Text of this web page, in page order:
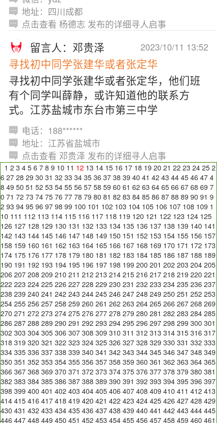
地址：四川成都
点击查看 杨德志 发布的详细寻人启事
2023/10/11 13:52
留言人：邓贵泽
寻找初中同学张建华或者张定华
寻找初中同学张建华或者张定华，他们班
有个同学叫薛静，或许知道他的联系方
式。江苏盐城市东台市第三中学
电话：188******
地址：江苏省盐城市
点击查看 邓贵泽 发布的详细寻人启事
1 2 3 4 5 6 7 8 9 10 11 12 13 14 15 16 17 18 19 20 21 22 23 24 25 2
6 27 28 29 30 31 32 33 34 35 36 37 38 39 40 41 42 43 44 45 46 47 4
8 49 50 51 52 53 54 55 56 57 58 59 60 61 62 63 64 65 66 67 68 69 7
0 71 72 73 74 75 76 77 78 79 80 81 82 83 84 85 86 87 88 89 90 91 9
2 93 94 95 96 97 98 99 100 101 102 103 104 105 106 107 108 109 1
10 111 112 113 114 115 116 117 118 119 120 121 122 123 124 125
126 127 128 129 130 131 132 133 134 135 136 137 138 139 140 141
142 143 144 145 146 147 148 149 150 151 152 153 154 155 156 157
158 159 160 161 162 163 164 165 166 167 168 169 170 171 172 173
174 175 176 177 178 179 180 181 182 183 184 185 186 187 188 189
190 191 192 193 194 195 196 197 198 199 200 201 202 203 204 205
206 207 208 209 210 211 212 213 214 215 216 217 218 219 220 221
222 223 224 225 226 227 228 229 230 231 232 233 234 235 236 237
238 239 240 241 242 243 244 245 246 247 248 249 250 251 252 253
254 255 256 257 258 259 260 261 262 263 264 265 266 267 268 269
270 271 272 273 274 275 276 277 278 279 280 281 282 283 284 285
286 287 288 289 290 291 292 293 294 295 296 297 298 299 300 301
302 303 304 305 306 307 308 309 310 311 312 313 314 315 316 317
318 319 320 321 322 323 324 325 326 327 328 329 330 331 332 333
334 335 336 337 338 339 340 341 342 343 344 345 346 347 348 349
350 351 352 353 354 355 356 357 358 359 360 361 362 363 364 365
366 367 368 369 370 371 372 373 374 375 376 377 378 379 380 381
382 383 384 385 386 387 388 389 390 391 392 393 394 395 396 397
398 399 400 401 402 403 404 405 406 407 408 409 410 411 412 413
414 415 416 417 418 419 420 421 422 423 424 425 426 427 428 429
430 431 432 433 434 435 436 437 438 439 440 441 442 443 444 445
446 447 448 449 450 451 452 453 454 455 456 457 458 459 460 461